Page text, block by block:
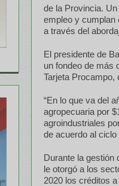
de la Provincia.
empleo y cumplan
a través del
El presidente de
un fondeo de más
Tarjeta Procampo,
“En lo que va del
agropecuaria por
agroindustriales
de acuerdo al ciclo
Durante la gestión
le otorgó a los
2020 los créditos